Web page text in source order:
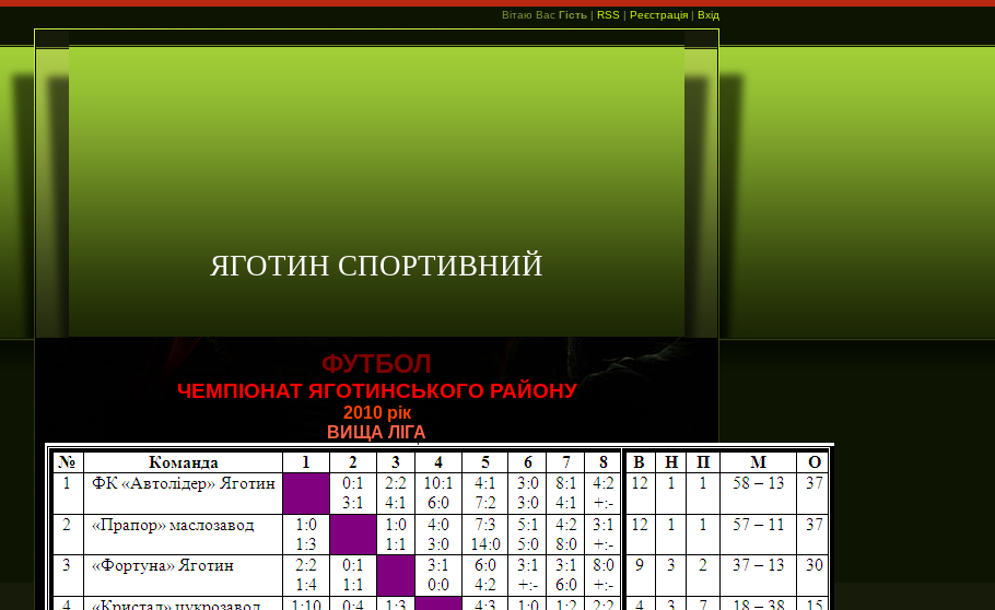
Вітаю Вас Гість | RSS | Реєстрація | Вхід
ЯГОТИН СПОРТИВНИЙ
ФУТБОЛ
ЧЕМПІОНАТ ЯГОТИНСЬКОГО РАЙОНУ
2010 рік
ВИЩА ЛІГА